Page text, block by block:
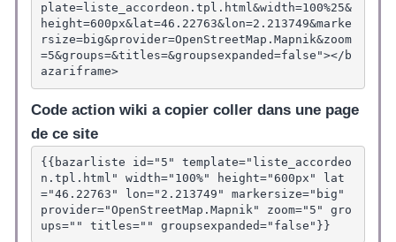
plate=liste_accordeon.tpl.html&width=100%25&
height=600px&lat=46.22763&lon=2.213749&marke
rsize=big&provider=OpenStreetMap.Mapnik&zoom
=5&groups=&titles=&groupsexpanded=false"></b
azariframe>
Code action wiki a copier coller dans une page
de ce site
{{bazarliste id="5" template="liste_accordeo
n.tpl.html" width="100%" height="600px" lat
="46.22763" lon="2.213749" markersize="big"
provider="OpenStreetMap.Mapnik" zoom="5" gro
ups="" titles="" groupsexpanded="false"}}